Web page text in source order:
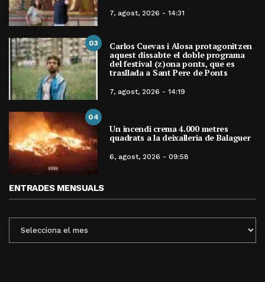
7, agost, 2026 - 14:31
03 Carlos Cuevas i Alosa protagonitzen
aquest dissabte el doble programa
del festival (z)ona ponts, que es
trasllada a Sant Pere de Ponts
7, agost, 2026 - 14:19
04
Un incendi crema 4.000 metres
quadrats a la deixalleria de Balaguer
6, agost, 2026 - 09:58
ENTRADES MENSUALS
MENSUALS